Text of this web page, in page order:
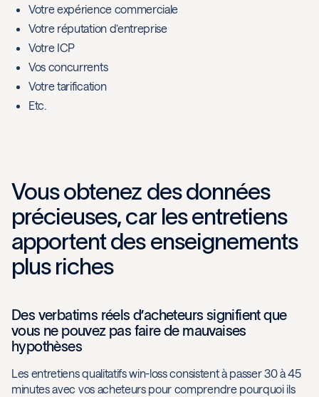
Votre expérience commerciale
Votre réputation d’entreprise
Votre ICP
Vos concurrents
Votre tarification
Etc.
Vous obtenez des données
précieuses, car les entretiens
apportent des enseignements
plus riches
Des verbatims réels d’acheteurs signifient que
vous ne pouvez pas faire de mauvaises
hypothèses
Les entretiens qualitatifs win-loss consistent à passer 30 à 45
minutes avec vos acheteurs pour comprendre pourquoi ils